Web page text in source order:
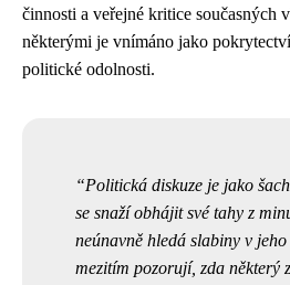
činnosti a veřejné kritice současných
některými je vnímáno jako
politické odolnosti.
Politická diskuze je jako
se snaží obhájit své tahy z
neúnavně hledá slabiny v
mezitím pozorují, zda některý